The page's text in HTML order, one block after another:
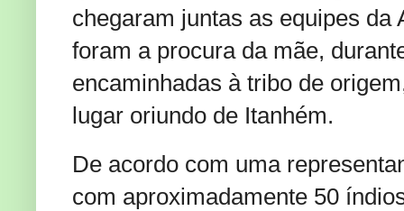
chegaram juntas as equipes
foram a procura da mãe,
encaminhadas à tribo de
lugar oriundo de Itanhém.
De acordo com uma
com aproximadamente 50